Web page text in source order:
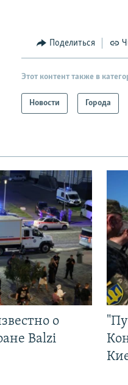
Поделиться
Этот контент также в
Новости Города
о
Balzi